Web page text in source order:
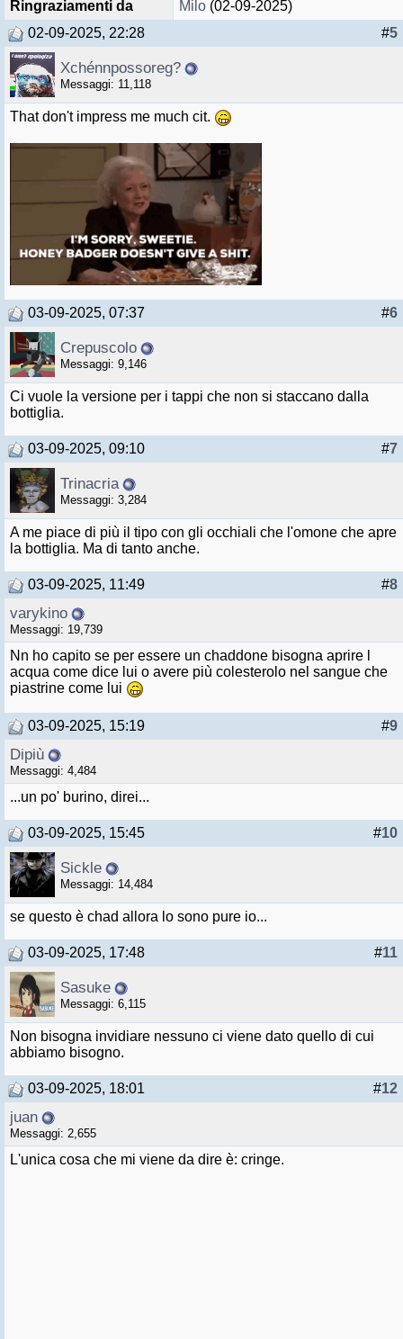
Ringraziamenti da Milo (02-09-2025)
#5
02-09-2025, 22:28
Xchénnpossoreg?
Messaggi: 11,118
That don't impress me much cit.
#6
03-09-2025, 07:37
Crepuscolo
Messaggi: 9,146
Ci vuole la versione per i tappi che non si staccano dalla
bottiglia.
#7
03-09-2025, 09:10
Trinacria
Messaggi: 3,284
A me piace di più il tipo con gli occhiali che l'omone che apre
la bottiglia. Ma di tanto anche.
#8
03-09-2025, 11:49
varykino
Messaggi: 19,739
Nn ho capito se per essere un chaddone bisogna aprire l
acqua come dice lui o avere più colesterolo nel sangue che
piastrine come lui
#9
03-09-2025, 15:19
Dipiù
Messaggi: 4,484
...un po' burino, direi...
#10
03-09-2025, 15:45
Sickle
Messaggi: 14,484
se questo è chad allora lo sono pure io...
#11
03-09-2025, 17:48
Sasuke
Messaggi: 6,115
Non bisogna invidiare nessuno ci viene dato quello di cui
abbiamo bisogno.
#12
03-09-2025, 18:01
juan
Messaggi: 2,655
L'unica cosa che mi viene da dire è: cringe.